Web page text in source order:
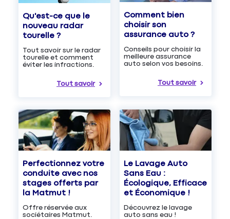
Qu'est-ce que le
nouveau radar
tourelle ?
Tout savoir sur le radar
tourelle et comment
éviter les infractions.
Tout savoir
Comment bien
choisir son
assurance auto ?
Conseils pour choisir la
meilleure assurance
auto selon vos besoins.
Tout savoir
Perfectionnez votre
conduite avec nos
stages offerts par
la Matmut !
Offre réservée aux
sociétaires Matmut.
Le Lavage Auto
Sans Eau :
Écologique, Efficace
et Économique !
Découvrez le lavage
auto sans eau !